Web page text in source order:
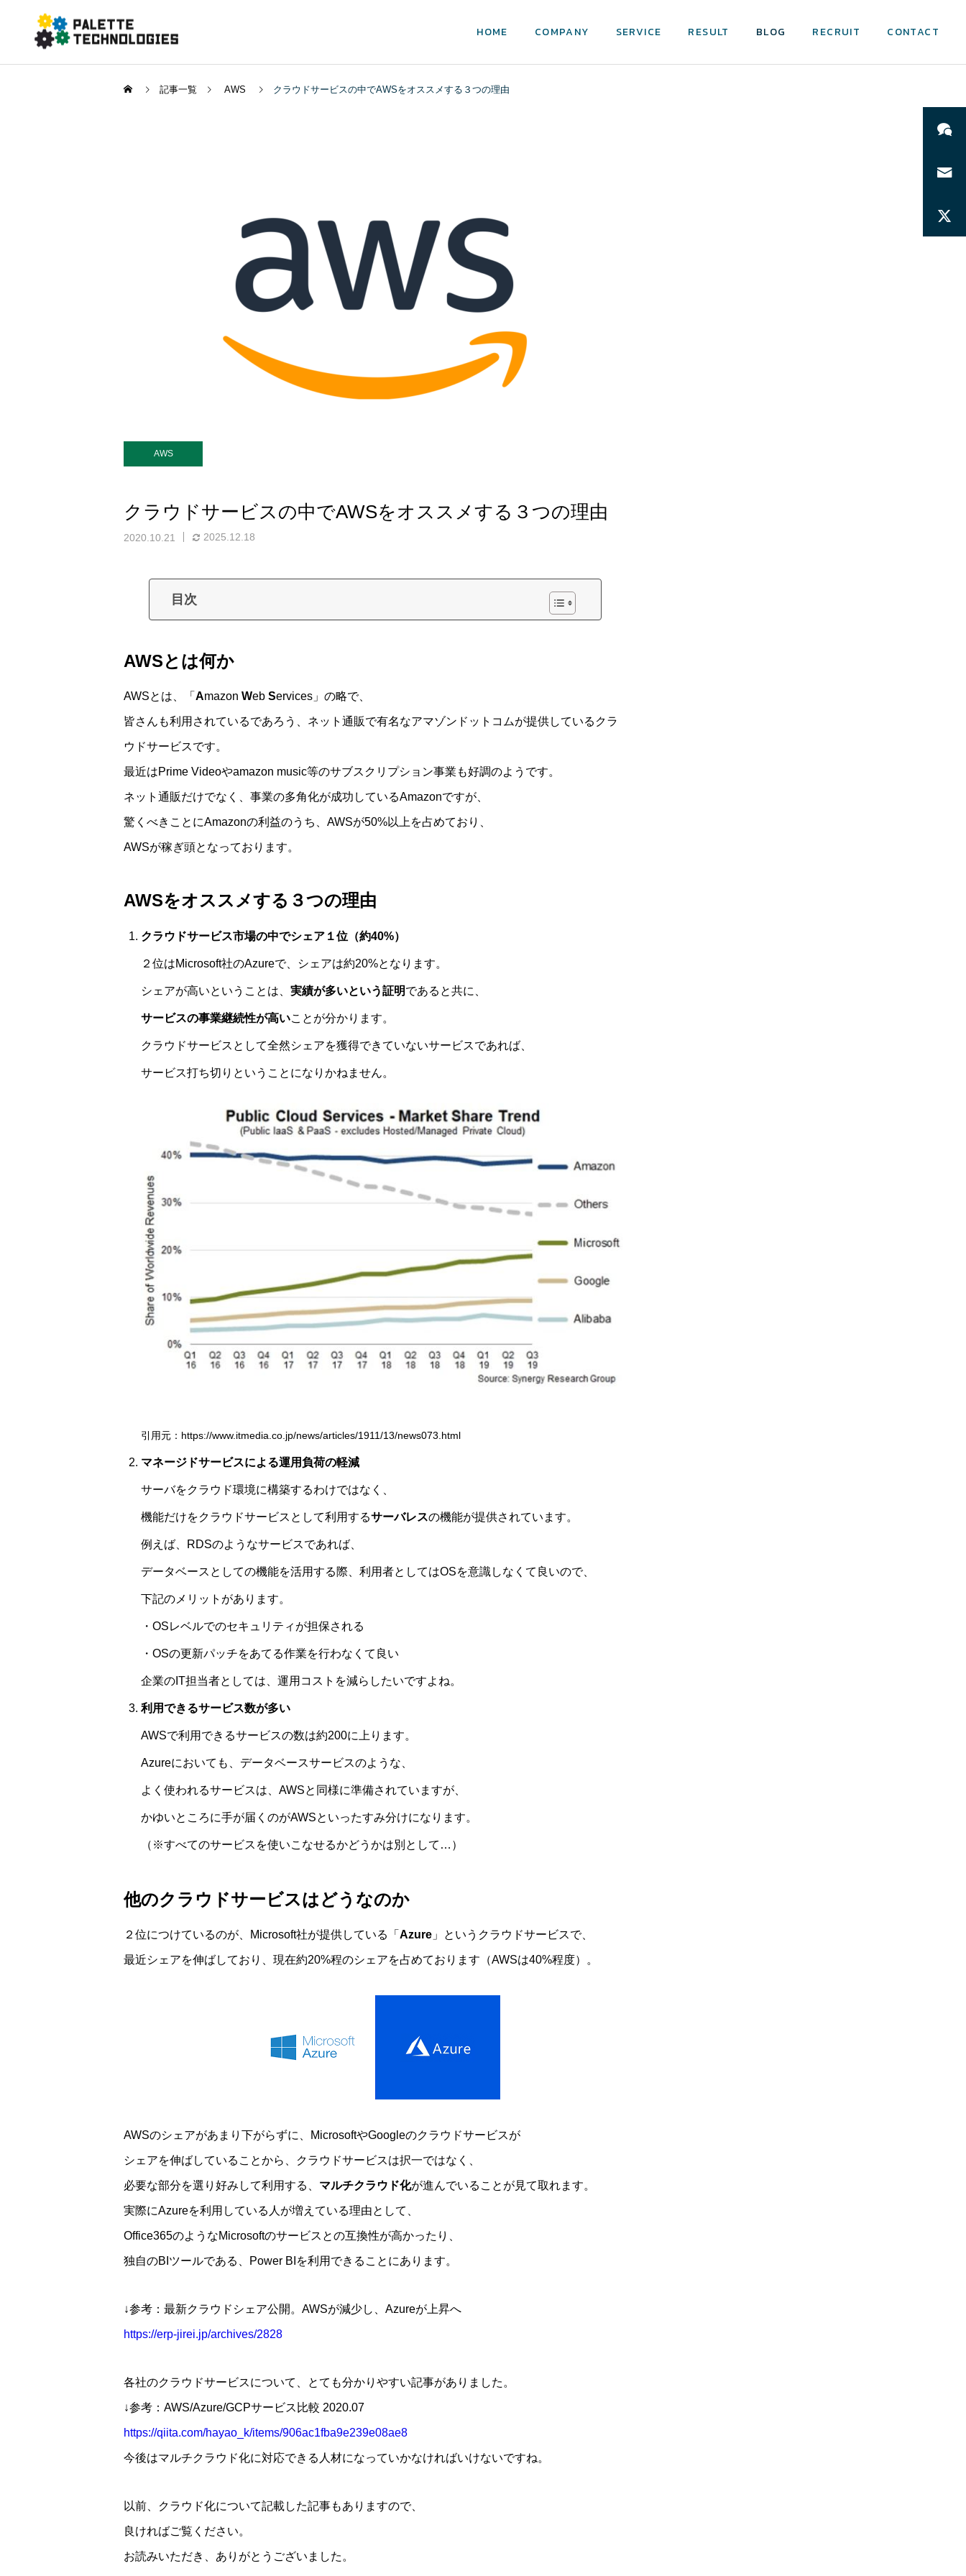
HOME COMPANY SERVICE RESULT BLOG RECRUIT CONTACT
記事一覧 AWS クラウドサービスの中でAWSをオススメする３つの理由
AWS
クラウドサービスの中でAWSをオススメする３つの理由
2020.10.21 2025.12.18
目次
AWSとは何か
AWSとは、「 Amazon Web Services」の略で、
皆さんも利用されているであろう、ネット通販で有名なアマゾンドットコムが提供しているクラ
ウドサービスです。
最近はPrime Videoやamazon music等のサブスクリプション事業も好調のようです。
ネット通販だけでなく、事業の多角化が成功しているAmazonですが、
驚くべきことにAmazonの利益のうち、AWSが50%以上を占めており、
AWSが稼ぎ頭となっております。
AWSをオススメする３つの理由
クラウドサービス市場の中でシェア１位（約40%）
２位はMicrosoft社のAzureで、シェアは約20%となります。
シェアが高いということは、 実績が多いという証明であると共に、
サービスの事業継続性が高いことが分かります。
クラウドサービスとして全然シェアを獲得できていないサービスであれば、
サービス打ち切りということになりかねません。
引用元：https://www.itmedia.co.jp/news/articles/1911/13/news073.html
マネージドサービスによる運用負荷の軽減
サーバをクラウド環境に構築するわけではなく、
機能だけをクラウドサービスとして利用するサーバレスの機能が提供されています。
例えば、RDSのようなサービスであれば、
データベースとしての機能を活用する際、利用者としてはOSを意識しなくて良いので、
下記のメリットがあります。
・OSレベルでのセキュリティが担保される
・OSの更新パッチをあてる作業を行わなくて良い
企業のIT担当者としては、運用コストを減らしたいですよね。
利用できるサービス数が多い
AWSで利用できるサービスの数は約200に上ります。
Azureにおいても、データベースサービスのような、
よく使われるサービスは、AWSと同様に準備されていますが、
かゆいところに手が届くのがAWSといったすみ分けになります。
（※すべてのサービスを使いこなせるかどうかは別として…）
他のクラウドサービスはどうなのか
２位につけているのが、Microsoft社が提供している「 Azure 」というクラウドサービスで、
最近シェアを伸ばしており、現在約20%程のシェアを占めております（AWSは40%程度）。
AWSのシェアがあまり下がらずに、MicrosoftやGoogleのクラウドサービスが
シェアを伸ばしていることから、クラウドサービスは択一ではなく、
必要な部分を選り好みして利用する、 マルチクラウド化が進んでいることが見て取れます。
実際にAzureを利用している人が増えている理由として、
Office365のようなMicrosoftのサービスとの互換性が高かったり、
独自のBIツールである、Power BIを利用できることにあります。
↓参考：最新クラウドシェア公開。AWSが減少し、Azureが上昇へ
https://erp-jirei.jp/archives/2828
各社のクラウドサービスについて、とても分かりやすい記事がありました。
↓参考：AWS/Azure/GCPサービス比較 2020.07
https://qiita.com/hayao_k/items/906ac1fba9e239e08ae8
今後はマルチクラウド化に対応できる人材になっていかなければいけないですね。
以前、クラウド化について記載した記事もありますので、
良ければご覧ください。
お読みいただき、ありがとうございました。